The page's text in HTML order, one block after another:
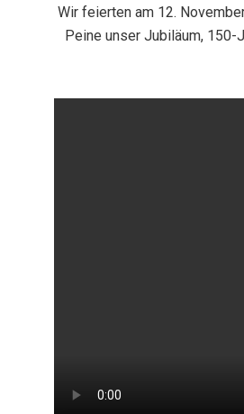
Wir feierten am 12.
Peine unser Jubiläum, 150-